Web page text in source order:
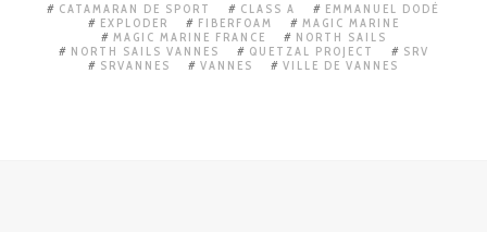
CATAMARAN DE SPORT
CLASS A
EMMANUEL DODÉ
EXPLODER
FIBERFOAM
MAGIC MARINE
MAGIC MARINE FRANCE
NORTH SAILS
NORTH SAILS VANNES
QUETZAL PROJECT
SRV
SRVANNES
VANNES VILLE DE VANNES